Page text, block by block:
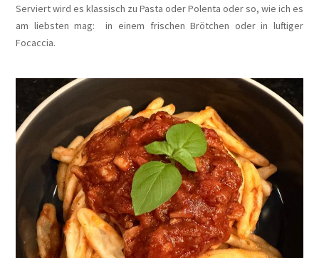
Serviert wird es klassisch zu Pasta oder Polenta oder so, wie ich es
am liebsten mag: in einem frischen Brötchen oder in luftiger
Focaccia.